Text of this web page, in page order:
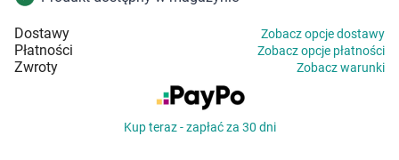
Sprzęt medyczny
Dostawy Zobacz opcje dostawy
Płatności Zobacz opcje płatności
Zwroty Zobacz warunki
Kup teraz - zapłać za 30 dni